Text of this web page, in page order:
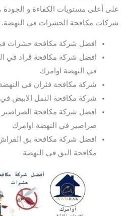
على أعلى مستويات الكفاءة و الجودة
شركات مكافحة الحشرات في النهضة.
افضل شركة مكافحة حشرات
افضل شركة مكافحة قراد في
في النهضة اوامرك
شركة مكافحة فئران في
شركة مكافحة النمل الابيض في
افضل شركة مكافحة
صراصير في النهضة اوامرك
افضل شركة مكافحة بق
مكافحة البق في النهضة